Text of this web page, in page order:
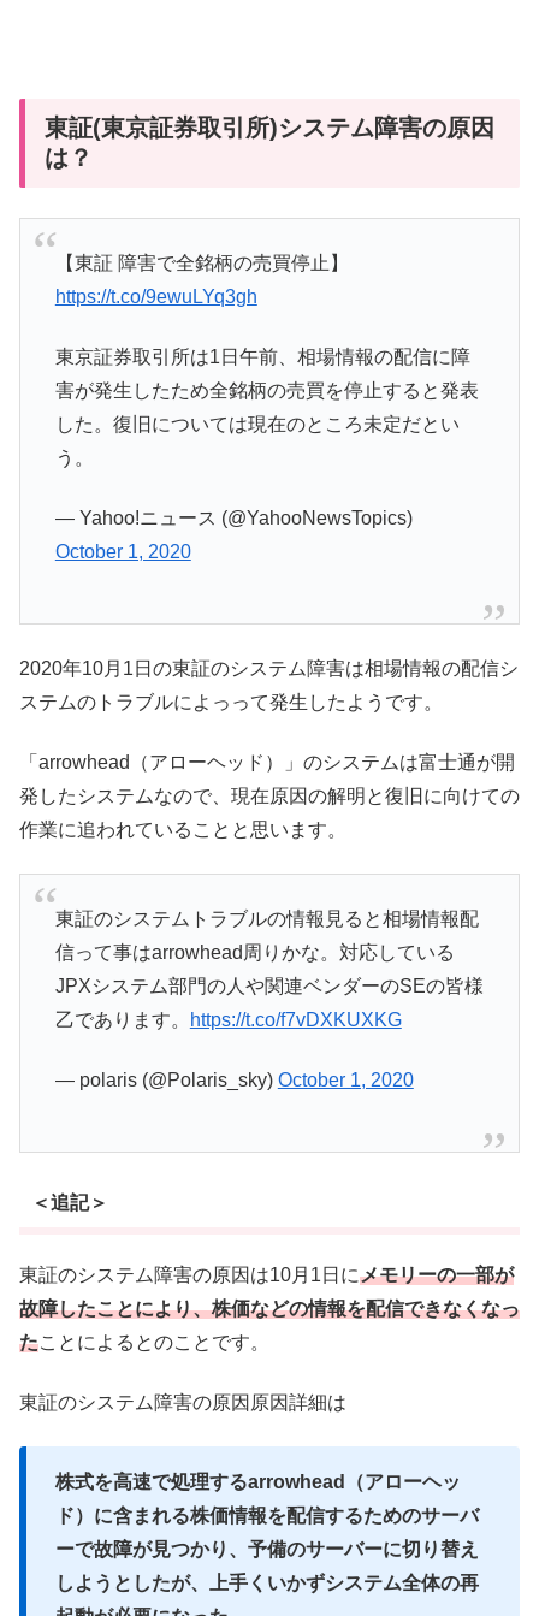
東証(東京証券取引所)システム障害の原因
は？
【東証 障害で全銘柄の売買停止】
https://t.co/9ewuLYq3gh
東京証券取引所は1日午前、相場情報の配信に障
害が発生したため全銘柄の売買を停止すると発表
した。復旧については現在のところ未定だとい
う。
— Yahoo!ニュース (@YahooNewsTopics)
October 1, 2020
2020年10月1日の東証のシステム障害は相場情報の配信シ
ステムのトラブルによっって発生したようです。
「arrowhead（アローヘッド）」のシステムは富士通が開
発したシステムなので、現在原因の解明と復旧に向けての
作業に追われていることと思います。
東証のシステムトラブルの情報見ると相場情報配
信って事はarrowhead周りかな。対応している
JPXシステム部門の人や関連ベンダーのSEの皆様
乙であります。
https://t.co/f7vDXKUXKG
— polaris (@Polaris_sky) October 1, 2020
＜追記＞
東証のシステム障害の原因は10月1日にメモリーの一部が
故障したことにより、株価などの情報を配信できなくなっ
たことによるとのことです。
東証のシステム障害の原因原因詳細は
株式を高速で処理するarrowhead（アローヘッ
ド）に含まれる株価情報を配信するためのサーバ
ーで故障が見つかり、予備のサーバーに切り替え
しようとしたが、上手くいかずシステム全体の再